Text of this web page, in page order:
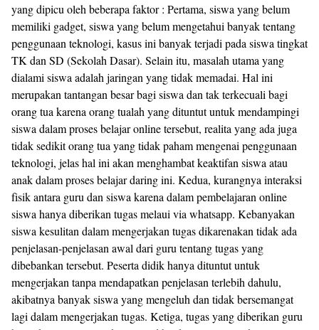
yang dipicu oleh beberapa faktor : Pertama, siswa yang belum
memiliki gadget, siswa yang belum mengetahui banyak tentang
penggunaan teknologi, kasus ini banyak terjadi pada siswa tingkat
TK dan SD (Sekolah Dasar). Selain itu, masalah utama yang
dialami siswa adalah jaringan yang tidak memadai. Hal ini
merupakan tantangan besar bagi siswa dan tak terkecuali bagi
orang tua karena orang tualah yang dituntut untuk mendampingi
siswa dalam proses belajar online tersebut, realita yang ada juga
tidak sedikit orang tua yang tidak paham mengenai penggunaan
teknologi, jelas hal ini akan menghambat keaktifan siswa atau
anak dalam proses belajar daring ini. Kedua, kurangnya interaksi
fisik antara guru dan siswa karena dalam pembelajaran online
siswa hanya diberikan tugas melaui via whatsapp. Kebanyakan
siswa kesulitan dalam mengerjakan tugas dikarenakan tidak ada
penjelasan-penjelasan awal dari guru tentang tugas yang
dibebankan tersebut. Peserta didik hanya dituntut untuk
mengerjakan tanpa mendapatkan penjelasan terlebih dahulu,
akibatnya banyak siswa yang mengeluh dan tidak bersemangat
lagi dalam mengerjakan tugas. Ketiga, tugas yang diberikan guru